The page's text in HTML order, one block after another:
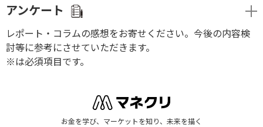
アンケート
レポート・コラムの感想をお寄せください。今後の内容検
討等に参考にさせていただきます。
※は必須項目です。
お金を学び、マーケットを知り、未来を描く